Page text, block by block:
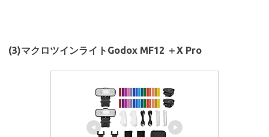
(3)マクロツインライトGodox MF12 ＋X Pro